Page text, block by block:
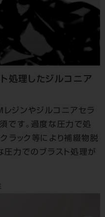
処理したジルコニア
ジンやジルコニアセラ
です。過度な圧力で処
ラック等により補綴物脱
圧力でのブラスト処理が